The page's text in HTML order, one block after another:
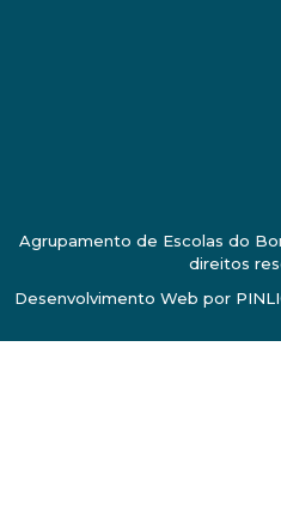
Agrupamento de Escolas do
direitos
Desenvolvimento Web por